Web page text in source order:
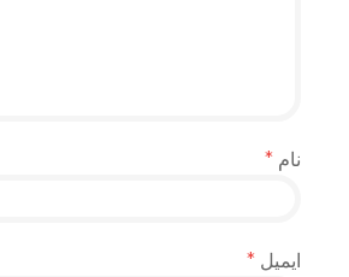
نام *
ایمیل *